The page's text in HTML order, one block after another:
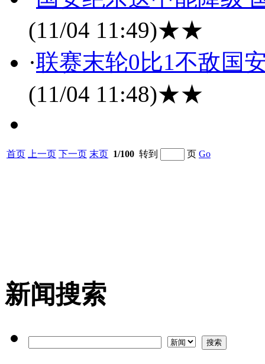
(11/04 11:49)★★
·联赛末轮0比1不敌国
(11/04 11:48)★★
首页 上一页 下一页 末页 1/100 转到 页 Go
新闻搜索